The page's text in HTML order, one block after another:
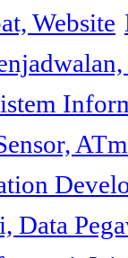
Website
Data